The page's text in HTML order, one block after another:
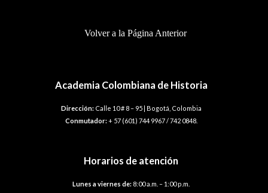
Volver a la Página Anterior
Academia Colombiana de Historia
Dirección:Calle 10 # 8 – 95 | Bogotá, Colombia
Conmutador:+ 57 (601) 744 9967 / 742 0848.
Horarios de atención
Lunes a viernes de: 8:00 a.m. – 1:00 p.m.